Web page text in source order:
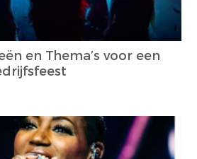
en Thema’s voor een